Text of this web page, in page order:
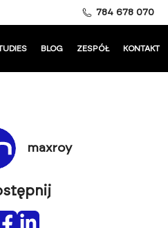
784 678 070
BLOG ZESPÓŁ KONTAKT
maxroy